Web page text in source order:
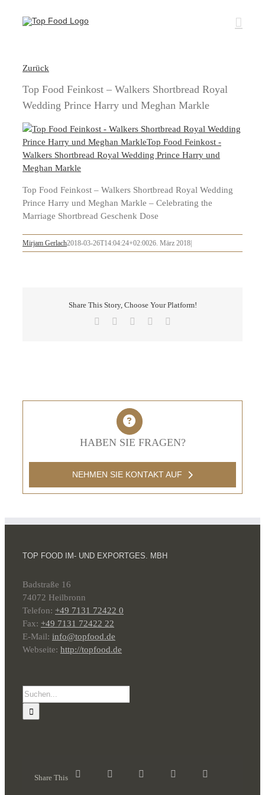
Inhalt
Zurück
Top Food Feinkost – Walkers Shortbread Royal
Wedding Prince Harry und Meghan Markle
Top Food Feinkost – Walkers Shortbread Royal Wedding
Prince Harry und Meghan Markle – Celebrating the
Marriage Shortbread Geschenk Dose
Mirjam Gerlach2018-03-26T14:04:24+02:0026. März 2018
Share This Story, Choose Your Platform!
Facebook LinkedInPinterest
HABEN SIE FRAGEN?
NEHMEN SIE KONTAKT AUF
TOP FOOD IM- UND EXPORTGES. MBH
Badstraße 16
74072 Heilbronn
Telefon: +49 7131 72422 0
Fax: +49 7131 72422 22
E-Mail: info@topfood.de
Webseite: http://topfood.de
Suche
nach:
Share This